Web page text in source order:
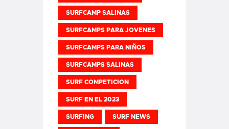
SURFCAMP SALINAS
SURFCAMPS PARA JOVENES
SURFCAMPS PARA NIÑOS
SURFCAMPS SALINAS
SURF COMPETICION
SURF EN EL 2023
SURFING SURF NEWS